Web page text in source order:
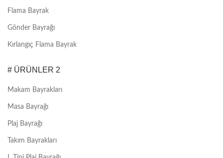
Flama Bayrak
Gönder Bayrağı
Kırlangıç Flama Bayrak
# ÜRÜNLER 2
Makam Bayrakları
Masa Bayrağı
Plaj Bayrağı
Takım Bayrakları